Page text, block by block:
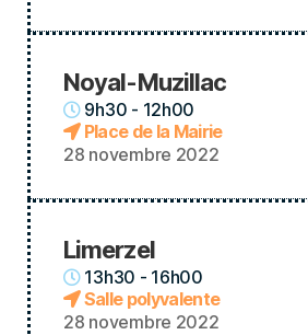
Noyal-Muzillac
9h30 - 12h00
Place de la Mairie
28 novembre 2022
Limerzel
13h30 - 16h00
Salle polyvalente
28 novembre 2022